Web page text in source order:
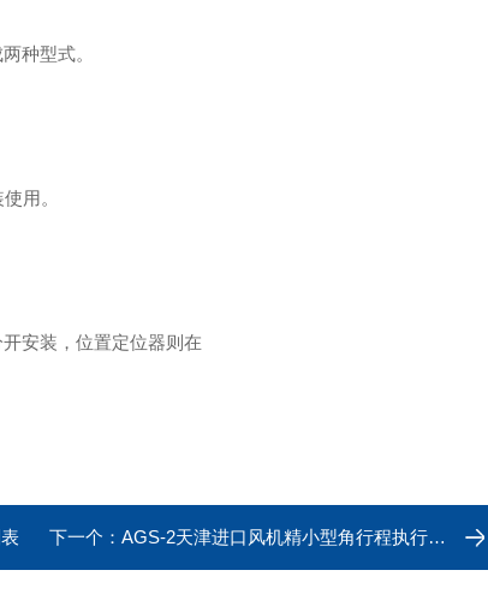
种型式。
用。
安装，位置定位器则在
下一个： AGS-2天津进口风机精小型角行程执行装置